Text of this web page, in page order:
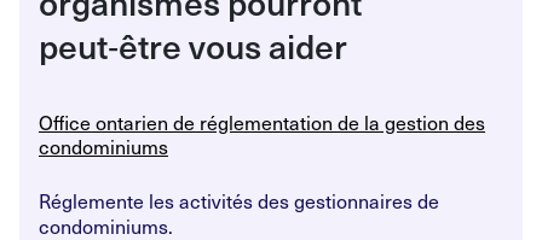
peut‑être vous aider
Office ontarien de réglementation de la gestion des
condominiums
Réglemente les activités des gestionnaires de
condominiums.